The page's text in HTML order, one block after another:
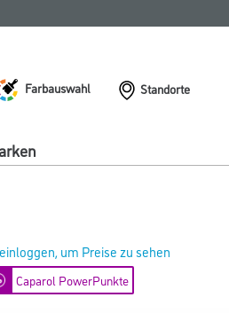
Farbauswahl
Standorte
um Preise zu sehen
Caparol PowerPunkte